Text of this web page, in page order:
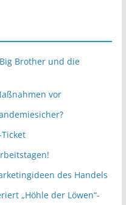
Brother und die
vor
des Handels
„Höhle der Löwen“-